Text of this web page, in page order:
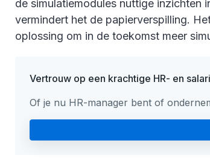
de simulatiemodules nuttige inzichten
vermindert het de papierverspilling.
oplossing om in de toekomst meer
Vertrouw op een krachtige HR- en
Of je nu HR-manager bent of